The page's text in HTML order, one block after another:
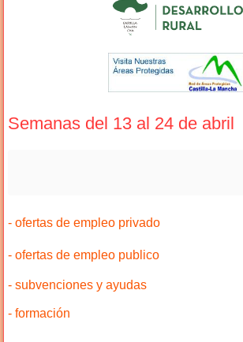
Semanas del 13 al 24 de abril
- ofertas de empleo privado
- ofertas de empleo publico
- subvenciones y ayudas
- formación